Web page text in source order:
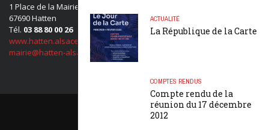
ACTUALITÉ
La République de la Carte
COMPTES RENDUS
Compte rendu de la
réunion du 17 décembre
2012
1 Place de la Mairie
67690 Hatten
Tél. 03 88 80 00 26
www.hatten.alsace
mairie@hatten-alsace.com
•Crédits